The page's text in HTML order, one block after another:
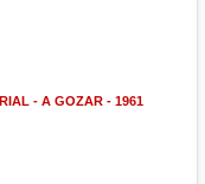
- A GOZAR - 1961